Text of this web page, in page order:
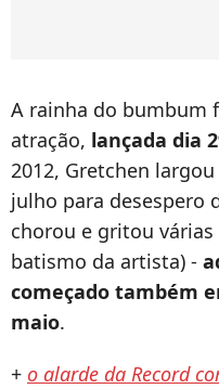
A rainha do bumbum
atração, lançada dia
2012, Gretchen
julho para desespero
chorou e gritou várias
batismo da artista) -
começado também
maio.
+ o alarde da Record